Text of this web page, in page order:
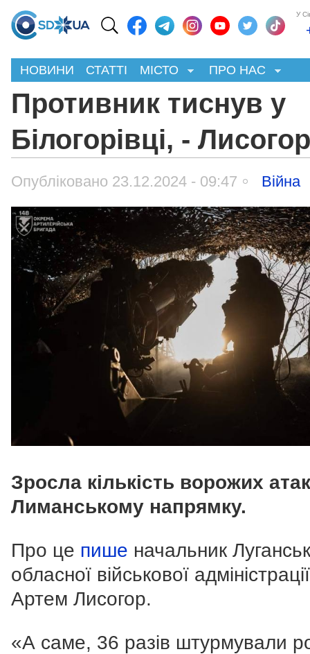
У
НОВИНИ СТАТТІ МІСТО ПРО НАС
Противник тиснув у
Білогорівці, - Лисогор
Опубліковано 23.12.2024 - 09:47 Війна
Зросла кількість ворожих
Лиманському напрямку.
Про це пише начальник
обласної військової адміністрації
Артем Лисогор.
«А саме, 36 разів штурмували